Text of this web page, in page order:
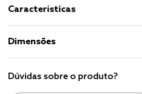
Características
Dimensões
Dúvidas sobre o produto?